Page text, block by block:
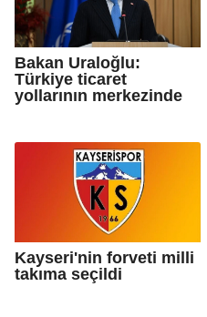
Bakan Uraloğlu:
Türkiye ticaret
yollarının merkezinde
Kayseri'nin forveti milli
takıma seçildi